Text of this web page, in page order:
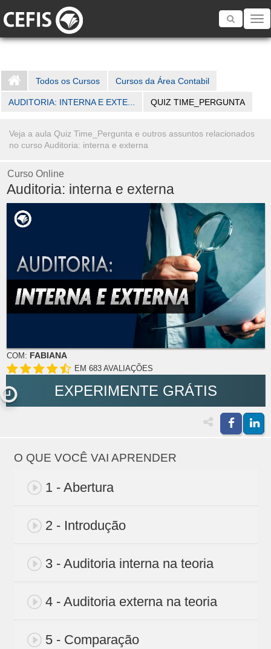
Toggle
Todos os Cursos Cursos da Área Contabil
AUDITORIA: INTERNA E EXTE... QUIZ TIME_PERGUNTA
Veja a aula Quiz Time_Pergunta e outros assuntos relacionados
no curso Auditoria: interna e externa
Curso Online
Auditoria: interna e externa
COM: FABIANA
EM 683 AVALIAÇÕES
EXPERIMENTE GRÁTIS
O QUE VOCÊ VAI APRENDER
1 - Abertura
2 - Introdução
3 - Auditoria interna na teoria
4 - Auditoria externa na teoria
5 - Comparação